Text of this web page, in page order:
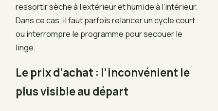
ressortir sèche à l’extérieur et humide à l’intérieur.
Dans ce cas, il faut parfois relancer un cycle court
ou interrompre le programme pour secouer le
linge.
Le prix d’achat : l’inconvénient le
plus visible au départ